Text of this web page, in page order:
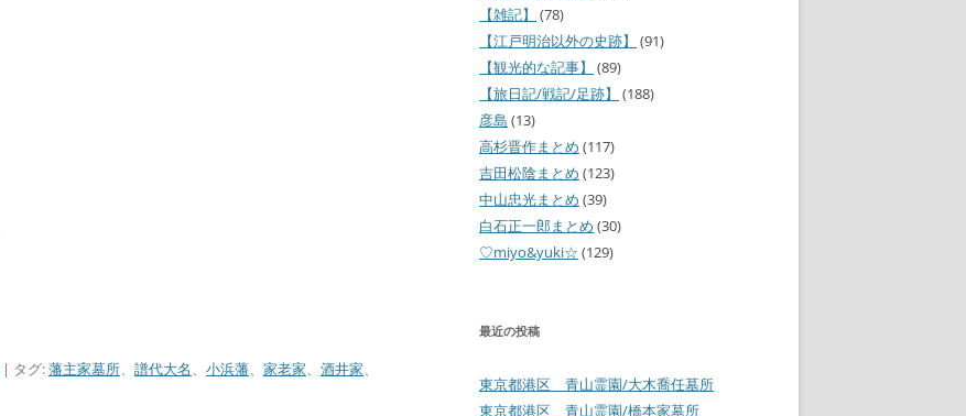
| タグ:藩主家墓所、 譜代大名、 小浜藩、 家老家、 酒井家、
【雑記】
(78)
【江戸明治以外の史跡】
(91)
【観光的な記事】
(89)
【旅日記/戦記/足跡】
(188)
彦島 (13)
高杉晋作まとめ (117)
吉田松陰まとめ (123)
中山忠光まとめ (39)
白石正一郎まとめ (30)
♡miyo&yuki☆ (129)
最近の投稿
東京都港区 青山霊園/大木喬任墓所
東京都港区 青山霊園/橋本家墓所